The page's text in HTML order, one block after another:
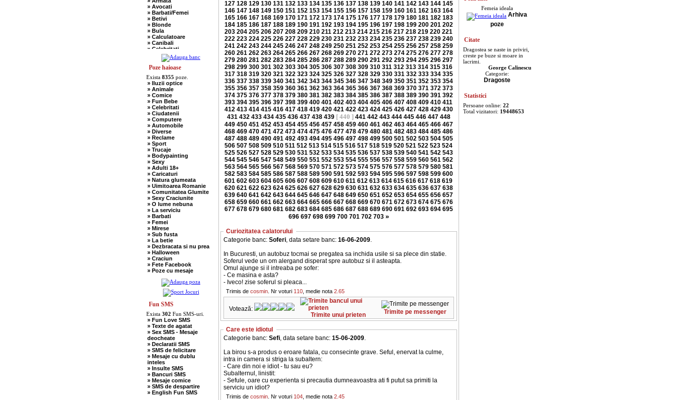
» Avocati
» Barbati/Femei
» Betivi
» Blonde
» Bula
» Calculatoare
» Canibali
» Celebritati
» Chelneri
» Chuck Norris
» Ciobani
» Copii
» Craciun
» Cugetari
» Culmi
» Deocheate
» Diverse
» Doctori
» Elevi-Studenti
» Englezi
» Evrei
» Francezi
» Ingineri
» Ion si Maria
» Istorice
» Misogine
» Moldoveni
» Mosnegi
» Nebuni
» Negri
» Olteni
» Pescari
» Perle
» Politice
» Politisti
» Popi
» Radio Erevan
» Religioase
» Romani
» Sadice
» Secretare
» Sefi
» Scotieni
» Seci
» Soacre
» Sport
» Soferi
» Tarani
» Tigani
» Umor Negru
» Vanatori
Poze haioase
Exista 8355 poze.
» Iluzii optice
» Animale
» Comice
» Fun Bebe
» Celebritati
» Ciudatenii
» Computere
» Automobile
» Diverse
» Reclame
» Sport
» Trucaje
» Bodypainting
» Sexy
» Adulti 18+
» Caricaturi
» Natura glumeata
» Uimitoarea Romanie
» Comunitatea Glumite
» Sexy Craciunite
» O lume nebuna
» La serviciu
» Barbati
» Femei
» Mirese
» Sub fusta
» La betie
» Dezbracata si nu prea
» Halloween
» Craciun
» Fete Facebook
» Poze cu mesaje
Fun SMS
Exista 302 Fun SMS-uri.
» Fun Love SMS
» Texte de agatat
» Sex SMS - Mesaje
deocheate
» Declaratii SMS
» SMS de felicitare
» Mesaje cu dublu
inteles
» Insulte SMS
» Bancuri SMS
» Mesaje comice
» SMS de despartire
» English Fun SMS
Femeia ideala
Arhiva
poze
Citate
Dragostea se naste in priviri,
creste pe buze si moare in
lacrimi.
George Calinescu
Categorie:
Dragoste
Statistici
Persoane online: 22
Total vizitatori: 19448653
127 128 129 130 131 132 133 134 135 136 137 138 139 140 141 142 143 144 145
146 147 148 149 150 151 152 153 154 155 156 157 158 159 160 161 162 163 164
165 166 167 168 169 170 171 172 173 174 175 176 177 178 179 180 181 182 183
184 185 186 187 188 189 190 191 192 193 194 195 196 197 198 199 200 201 202
203 204 205 206 207 208 209 210 211 212 213 214 215 216 217 218 219 220 221
222 223 224 225 226 227 228 229 230 231 232 233 234 235 236 237 238 239 240
241 242 243 244 245 246 247 248 249 250 251 252 253 254 255 256 257 258 259
260 261 262 263 264 265 266 267 268 269 270 271 272 273 274 275 276 277 278
279 280 281 282 283 284 285 286 287 288 289 290 291 292 293 294 295 296 297
298 299 300 301 302 303 304 305 306 307 308 309 310 311 312 313 314 315 316
317 318 319 320 321 322 323 324 325 326 327 328 329 330 331 332 333 334 335
336 337 338 339 340 341 342 343 344 345 346 347 348 349 350 351 352 353 354
355 356 357 358 359 360 361 362 363 364 365 366 367 368 369 370 371 372 373
374 375 376 377 378 379 380 381 382 383 384 385 386 387 388 389 390 391 392
393 394 395 396 397 398 399 400 401 402 403 404 405 406 407 408 409 410 411
412 413 414 415 416 417 418 419 420 421 422 423 424 425 426 427 428 429 430
431 432 433 434 435 436 437 438 439 [ 440 ] 441 442 443 444 445 446 447 448
449 450 451 452 453 454 455 456 457 458 459 460 461 462 463 464 465 466 467
468 469 470 471 472 473 474 475 476 477 478 479 480 481 482 483 484 485 486
487 488 489 490 491 492 493 494 495 496 497 498 499 500 501 502 503 504 505
506 507 508 509 510 511 512 513 514 515 516 517 518 519 520 521 522 523 524
525 526 527 528 529 530 531 532 533 534 535 536 537 538 539 540 541 542 543
544 545 546 547 548 549 550 551 552 553 554 555 556 557 558 559 560 561 562
563 564 565 566 567 568 569 570 571 572 573 574 575 576 577 578 579 580 581
582 583 584 585 586 587 588 589 590 591 592 593 594 595 596 597 598 599 600
601 602 603 604 605 606 607 608 609 610 611 612 613 614 615 616 617 618 619
620 621 622 623 624 625 626 627 628 629 630 631 632 633 634 635 636 637 638
639 640 641 642 643 644 645 646 647 648 649 650 651 652 653 654 655 656 657
658 659 660 661 662 663 664 665 666 667 668 669 670 671 672 673 674 675 676
677 678 679 680 681 682 683 684 685 686 687 688 689 690 691 692 693 694 695
696 697 698 699 700 701 702 703 »
Curiozitatea calatorului
Categorie banc: Soferi, data setare banc: 16-06-2009.
In Bucuresti, un autobuz tocmai se pregatea sa inchida usile si sa plece din statie.
Soferul vede un om alergand disperat spre autobuz si il asteapta.
Omul ajunge si il intreaba pe sofer:
- Ce masina e asta?
- Iveco! zise soferul si pleaca...
Trimis de cosmin. Nr voturi 110, medie nota 2.65
Votează:
Trimite unui prieten
Trimite pe messenger
Care este idiotul
Categorie banc: Sefi, data setare banc: 15-06-2009.
La birou s-a produs o eroare fatala, cu consecinte grave. Seful, enervat la culme,
intra in camera si striga la subaltern:
- Care din noi e idiot - tu sau eu?
Subalternul, linistit:
- Sefule, oare cu experienta si precautia dumneavoastra ati fi putut sa primiti la
serviciu un idiot?
Trimis de cosmin. Nr voturi 104, medie nota 2.45